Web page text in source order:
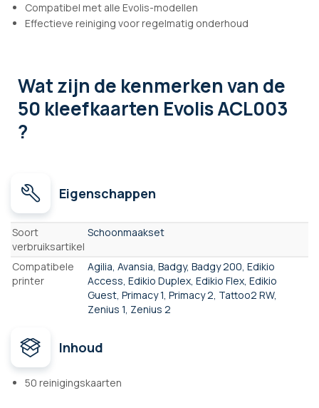
Compatibel met alle Evolis-modellen
Effectieve reiniging voor regelmatig onderhoud
Wat zijn de kenmerkenvan de
50 kleefkaarten Evolis ACL003
?
Eigenschappen
Eigenschappen
Soort
verbruiksartikel
Schoonmaakset
Compatibele
printer
Agilia, Avansia, Badgy, Badgy 200, Edikio
Access, Edikio Duplex, Edikio Flex, Edikio
Guest, Primacy 1, Primacy 2, Tattoo2 RW,
Zenius 1, Zenius 2
Inhoud
50 reinigingskaarten